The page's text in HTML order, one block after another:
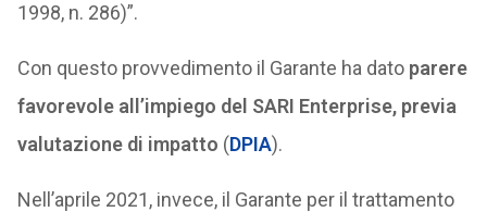
1998, n. 286)”.
Con questo provvedimento il Garante ha dato parere
favorevole all’impiego del SARI Enterprise, previa
valutazione di impatto (DPIA).
Nell’aprile 2021, invece, il Garante per il trattamento